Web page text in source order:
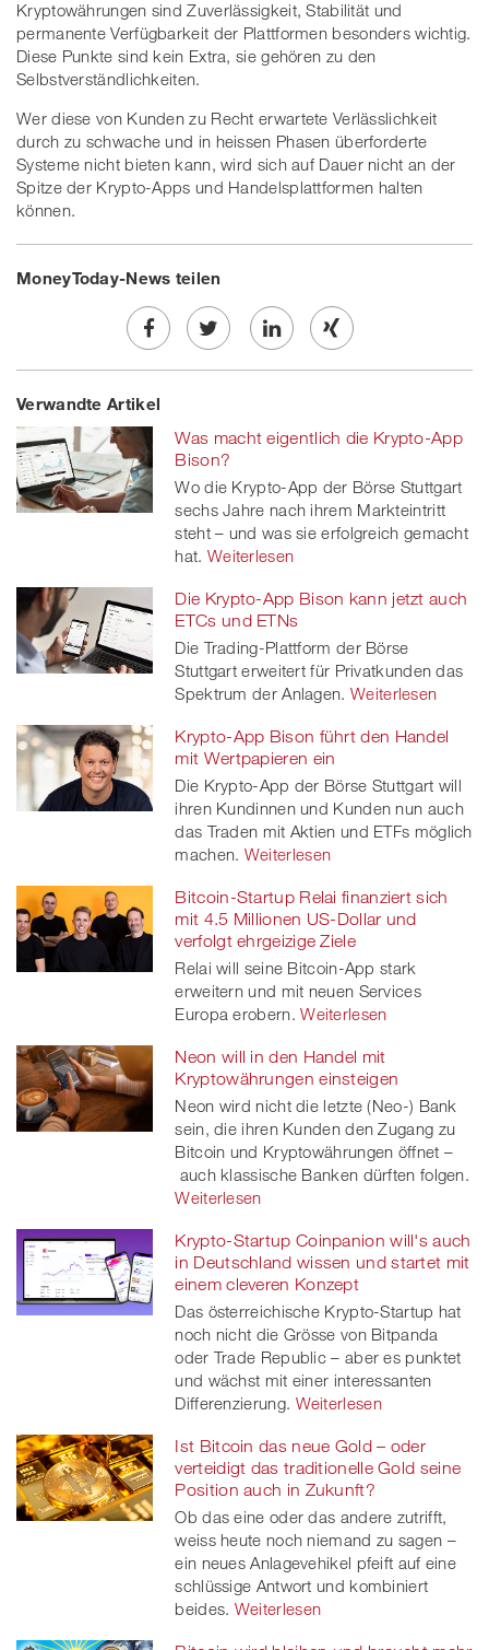
Kryptowährungen sind Zuverlässigkeit, Stabilität und
permanente Verfügbarkeit der Plattformen besonders wichtig.
Diese Punkte sind kein Extra, sie gehören zu den
Selbstverständlichkeiten.
Wer diese von Kunden zu Recht erwartete Verlässlichkeit
durch zu schwache und in heissen Phasen überforderte
Systeme nicht bieten kann, wird sich auf Dauer nicht an der
Spitze der Krypto-Apps und Handelsplattformen halten
können.
MoneyToday-News teilen
Share
on
Facebook
Twe
on
twitt
er
Share
linkedin
Share
Xing
Verwandte Artikel
Was macht eigentlich die Krypto-App
Bison?
Wo die Krypto-App der Börse Stuttgart
sechs Jahre nach ihrem Markteintritt
steht – und was sie erfolgreich gemacht
hat. Weiterlesen
Die Krypto-App Bison kann jetzt auch
ETCs und ETNs
Die Trading-Plattform der Börse
Stuttgart erweitert für Privatkunden das
Spektrum der Anlagen. Weiterlesen
Krypto-App Bison führt den Handel
mit Wertpapieren ein
Die Krypto-App der Börse Stuttgart will
ihren Kundinnen und Kunden nun auch
das Traden mit Aktien und ETFs möglich
machen. Weiterlesen
Bitcoin-Startup Relai finanziert sich
mit 4.5 Millionen US-Dollar und
verfolgt ehrgeizige Ziele
Relai will seine Bitcoin-App stark
erweitern und mit neuen Services
Europa erobern. Weiterlesen
Neon will in den Handel mit
Kryptowährungen einsteigen
Neon wird nicht die letzte (Neo-) Bank
sein, die ihren Kunden den Zugang zu
Bitcoin und Kryptowährungen öffnet –
auch klassische Banken dürften folgen.
Weiterlesen
Krypto-Startup Coinpanion will's auch
in Deutschland wissen und startet mit
einem cleveren Konzept
Das österreichische Krypto-Startup hat
noch nicht die Grösse von Bitpanda
oder Trade Republic – aber es punktet
und wächst mit einer interessanten
Differenzierung. Weiterlesen
Ist Bitcoin das neue Gold – oder
verteidigt das traditionelle Gold seine
Position auch in Zukunft?
Ob das eine oder das andere zutrifft,
weiss heute noch niemand zu sagen –
ein neues Anlagevehikel pfeift auf eine
schlüssige Antwort und kombiniert
beides. Weiterlesen